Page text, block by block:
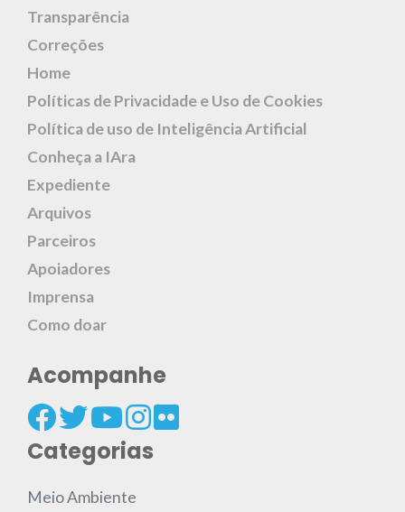
Transparência
Correções
Home
Políticas de Privacidade e Uso de Cookies
Política de uso de Inteligência Artificial
Conheça a IAra
Expediente
Arquivos
Parceiros
Apoiadores
Imprensa
Como doar
Acompanhe
Categorias
Meio Ambiente